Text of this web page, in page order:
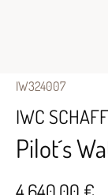
IW324007
IWC
Pilot´s